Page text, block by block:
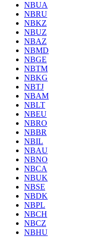
NBUA
NBRU
NBKZ
NBUZ
NBAZ
NBMD
NBGE
NBTM
NBKG
NBTJ
NBAM
NBLT
NBEU
NBRO
NBBR
NBIL
NBAU
NBNO
NBCA
NBUK
NBSE
NBDK
NBPL
NBCH
NBCZ
NBHU